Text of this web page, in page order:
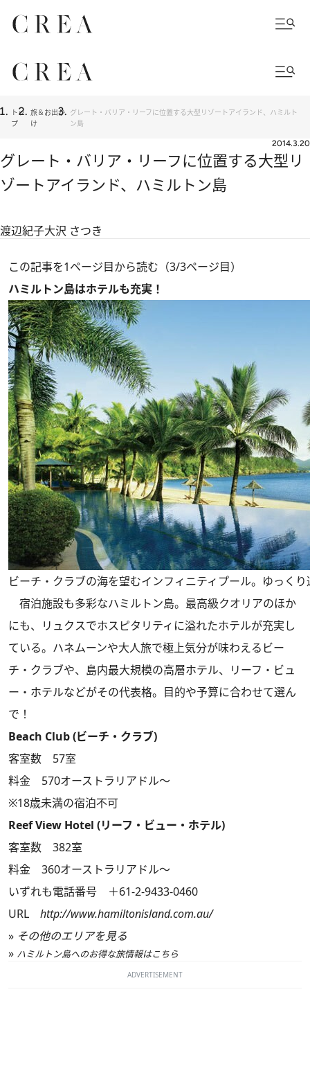
トッ
プ
旅＆お出か
け
グレート・バリア・リーフに位置する大型リゾートアイランド、ハミルト
ン島
2014.3.20
グレート・バリア・リーフに位置する大型リ
ゾートアイランド、ハミルトン島
渡辺紀子大沢 さつき
この記事を1ページ目から読む（3/3ページ目）
ハミルトン島はホテルも充実！
ビーチ・クラブの海を望むインフィニティプール。ゆっく
宿泊施設も多彩なハミルトン島。最高級クオリアのほか
にも、リュクスでホスピタリティに溢れたホテルが充実し
ている。ハネムーンや大人旅で極上気分が味わえるビー
チ・クラブや、島内最大規模の高層ホテル、リーフ・ビュ
ー・ホテルなどがその代表格。目的や予算に合わせて選ん
で！
Beach Club (ビーチ・クラブ)
客室数 57室
料金 570オーストラリアドル～
※18歳未満の宿泊不可
Reef View Hotel (リーフ・ビュー・ホテル)
客室数 382室
料金 360オーストラリアドル～
いずれも電話番号 ＋61-2-9433-0460
URL http://www.hamiltonisland.com.au/
» その他のエリアを見る
» ハミルトン島へのお得な旅情報はこちら
ADVERTISEMENT